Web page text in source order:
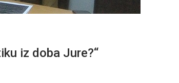
iz doba Jure?“